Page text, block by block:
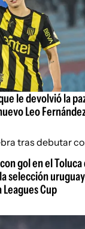
le devolvió la
Leo
gol en el
selección
Cup